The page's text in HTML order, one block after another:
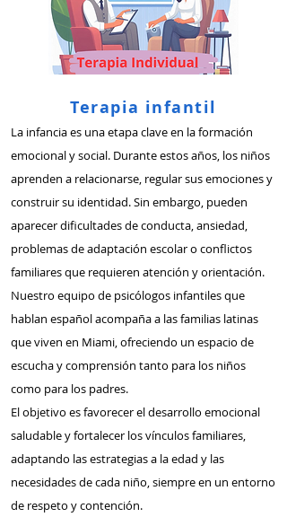
Terapia infantil
La infancia es una etapa clave en la formación
emocional y social. Durante estos años, los niños
aprenden a relacionarse, regular sus emociones y
construir su identidad. Sin embargo, pueden
aparecer dificultades de conducta, ansiedad,
problemas de adaptación escolar o conflictos
familiares que requieren atención y orientación.
Nuestro equipo de psicólogos infantiles que
hablan español acompaña a las familias latinas
que viven en Miami, ofreciendo un espacio de
escucha y comprensión tanto para los niños
como para los padres.
El objetivo es favorecer el desarrollo emocional
saludable y fortalecer los vínculos familiares,
adaptando las estrategias a la edad y las
necesidades de cada niño, siempre en un entorno
de respeto y contención.